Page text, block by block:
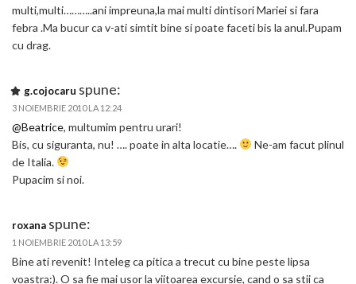
multi,multi………..ani impreuna,la mai multi dintisori Mariei si fara
febra .Ma bucur ca v-ati simtit bine si poate faceti bis la anul.Pupam
cu drag.
g.cojocaru spune:
3 NOIEMBRIE 2010 LA 12:24
@Beatrice, multumim pentru urari!
Bis, cu siguranta, nu! …. poate in alta locatie….
Ne-am facut plinul
de Italia.
Pupacim si noi.
roxana spune:
1 NOIEMBRIE 2010 LA 13:59
Bine ati revenit! Inteleg ca pitica a trecut cu bine peste lipsa
voastra:). O sa fie mai usor la viitoarea excursie, cand o sa stii ca